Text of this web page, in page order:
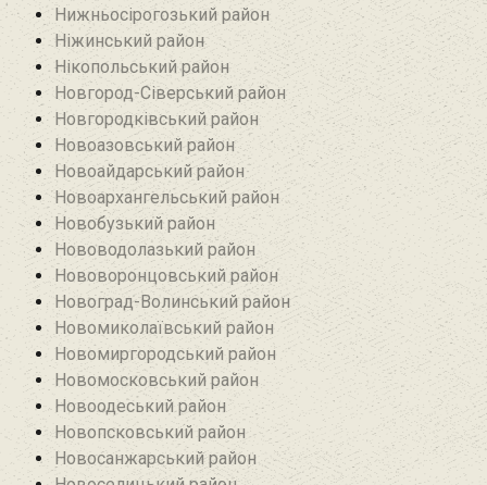
Нижньосірогозький район
Ніжинський район
Нікопольський район
Новгород-Сіверський район
Новгородківський район
Новоазовський район
Новоайдарський район‎
Новоархангельський район
Новобузький район‎
Нововодолазький район
Нововоронцовський район‎
Новоград-Волинський район
Новомиколаївський район‎
Новомиргородський район
Новомосковський район
Новоодеський район‎
Новопсковський район‎
Новосанжарський район